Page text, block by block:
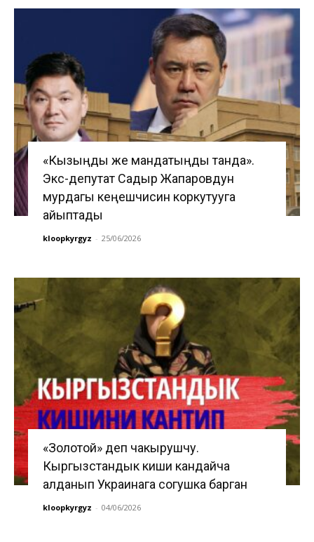
«Кызыңды же мандатыңды танда».
Экс-депутат Садыр Жапаровдун
мурдагы кеңешчисин коркутууга
айыптады
kloopkyrgyz - 25/06/2026
«Золотой» деп чакырушчу.
Кыргызстандык киши кандайча
алданып Украинага согушка барган
kloopkyrgyz - 04/06/2026